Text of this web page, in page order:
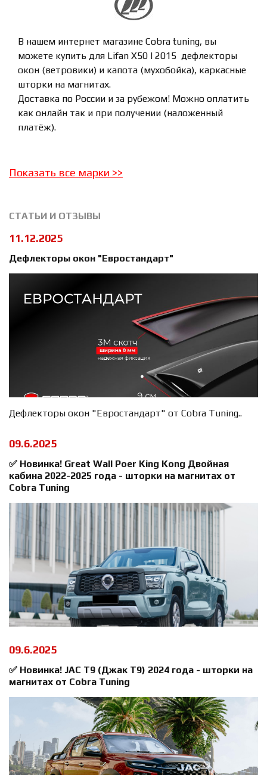
В нашем интернет магазине Cobra tuning, вы
можете купить для Lifan X50 I 2015 дефлекторы
окон (ветровики) и капота (мухобойка), каркасные
шторки на магнитах.
Доставка по России и за рубежом! Можно оплатить
как онлайн так и при получении (наложенный
платёж).
Показать все марки >>
СТАТЬИ И ОТЗЫВЫ
11.12.2025
Дефлекторы окон "Евростандарт"
Дефлекторы окон "Евростандарт" от Cobra Tuning..
09.6.2025
✅ Новинка! Great Wall Poer King Kong Двойная
кабина 2022-2025 года - шторки на магнитах от
Cobra Tuning
09.6.2025
✅ Новинка! JAC T9 (Джак Т9) 2024 года - шторки на
магнитах от Cobra Tuning